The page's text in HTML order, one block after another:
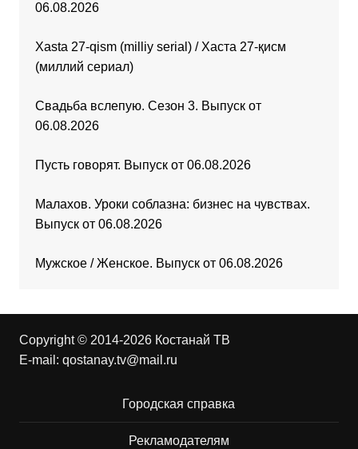
06.08.2026
Xasta 27-qism (milliy serial) / Хаста 27-қисм
(миллий сериал)
Свадьба вслепую. Сезон 3. Выпуск от
06.08.2026
Пусть говорят. Выпуск от 06.08.2026
Малахов. Уроки соблазна: бизнес на чувствах.
Выпуск от 06.08.2026
Мужское / Женское. Выпуск от 06.08.2026
Copyright © 2014-2026 Костанай ТВ
E-mail: qostanay.tv@mail.ru
Городская справка
Рекламодателям